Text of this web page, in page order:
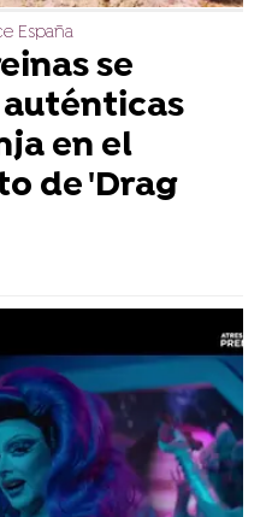
España
se
en el
de 'Drag